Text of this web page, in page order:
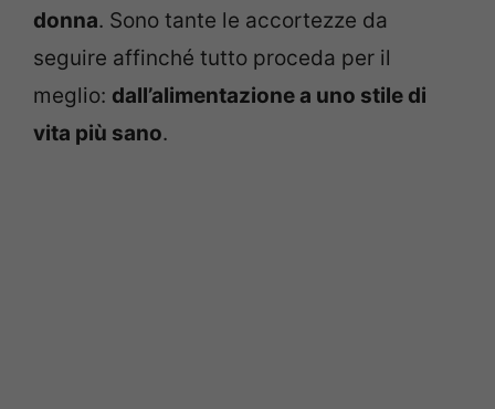
donna. Sono tante le accortezze da
seguire affinché tutto proceda per il
meglio: dall’alimentazione a uno stile di
vita più sano.